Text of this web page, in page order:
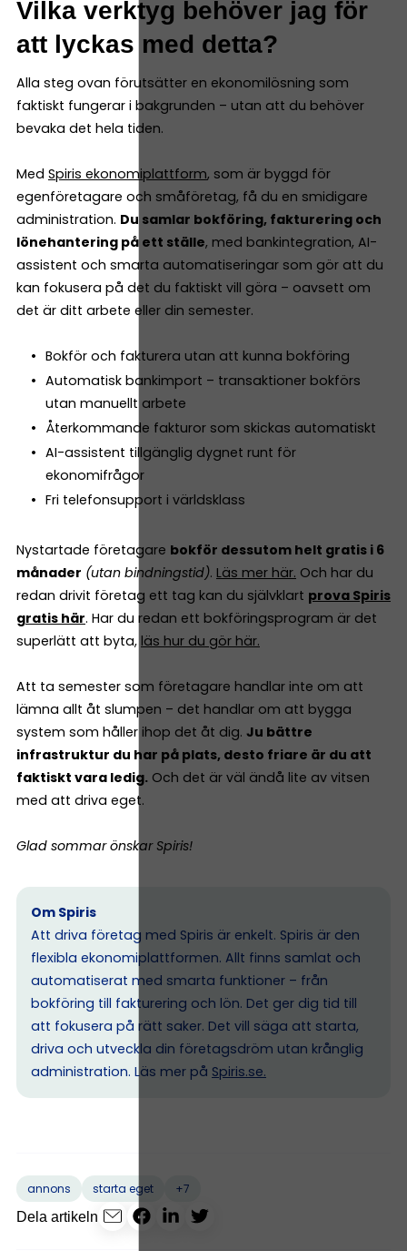
Vilka verktyg behöver jag för
att lyckas med detta?
Alla steg ovan förutsätter en ekonomilösning som
faktiskt fungerar i bakgrunden – utan att du behöver
bevaka det hela tiden.
Med Spiris ekonomiplattform, som är byggd för
egenföretagare och småföretag, få du en smidigare
administration. Du samlar bokföring, fakturering och
lönehantering på ett ställe, med bankintegration, AI-
assistent och smarta automatiseringar som gör att du
kan fokusera på det du faktiskt vill göra – oavsett om
det är ditt arbete eller din semester.
Bokför och fakturera utan att kunna bokföring
Automatisk bankimport – transaktioner bokförs
utan manuellt arbete
Återkommande fakturor som skickas automatiskt
AI-assistent tillgänglig dygnet runt för
ekonomifrågor
Fri telefonsupport i världsklass
Nystartade företagare bokför dessutom helt gratis i 6
månader (utan bindningstid). Läs mer här. Och har du
redan drivit företag ett tag kan du självklart prova Spiris
gratis här. Har du redan ett bokföringsprogram är det
superlätt att byta, läs hur du gör här.
Att ta semester som företagare handlar inte om att
lämna allt åt slumpen – det handlar om att bygga
system som håller ihop det åt dig. Ju bättre
infrastruktur du har på plats, desto friare är du att
faktiskt vara ledig. Och det är väl ändå lite av vitsen
med att driva eget.
Glad sommar önskar Spiris!
Om Spiris
Att driva företag med Spiris är enkelt. Spiris är den
flexibla ekonomiplattformen. Allt finns samlat och
automatiserat med smarta funktioner – från
bokföring till fakturering och lön. Det ger dig tid till
att fokusera på rätt saker. Det vill säga att starta,
driva och utveckla din företagsdröm utan krånglig
administration. Läs mer på Spiris.se.
annons starta eget
+7
Dela artikeln